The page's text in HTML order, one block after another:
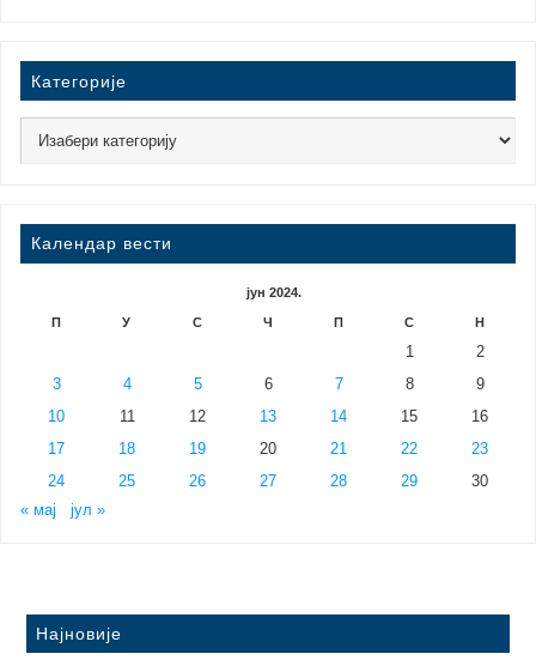
Категорије
Календар вести
јун 2024.
П У С Ч П С Н
1
2
3
4 5 6 7 8
9
10
11 12 13 14 15
16
17
18 19 20 21 22
23
24
25 26 27 28 29
30
« мај
јул »
Најновије